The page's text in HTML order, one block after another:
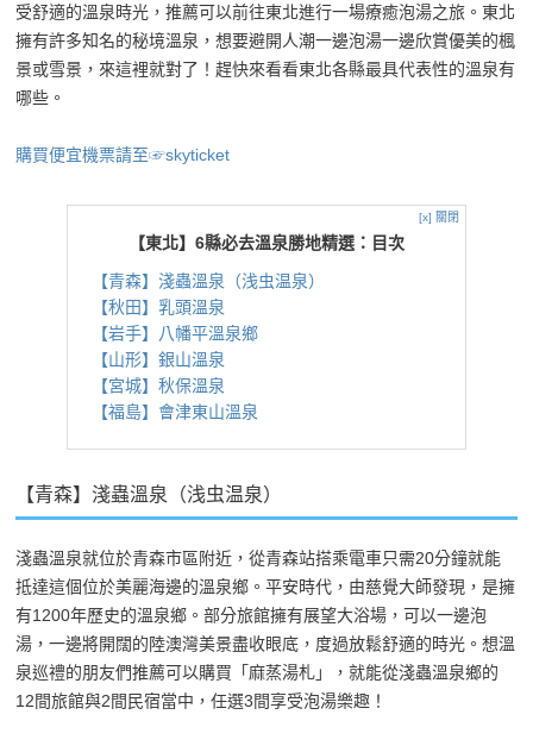
受舒適的溫泉時光，推薦可以前往東北進行一場療癒泡湯之旅。東北
擁有許多知名的秘境溫泉，想要避開人潮一邊泡湯一邊欣賞優美的楓
景或雪景，來這裡就對了！趕快來看看東北各縣最具代表性的溫泉有
哪些。
購買便宜機票請至☞skyticket
[x] 關閉
【東北】6縣必去溫泉勝地精選：目次
【青森】淺蟲溫泉（浅虫温泉）
【秋田】乳頭溫泉
【岩手】八幡平溫泉鄉
【山形】銀山溫泉
【宮城】秋保溫泉
【福島】會津東山溫泉
【青森】淺蟲溫泉（浅虫温泉）
淺蟲溫泉就位於青森市區附近，從青森站搭乘電車只需20分鐘就能
抵達這個位於美麗海邊的溫泉鄉。平安時代，由慈覺大師發現，是擁
有1200年歷史的溫泉鄉。部分旅館擁有展望大浴場，可以一邊泡
湯，一邊將開闊的陸澳灣美景盡收眼底，度過放鬆舒適的時光。想溫
泉巡禮的朋友們推薦可以購買「麻蒸湯札」，就能從淺蟲溫泉鄉的
12間旅館與2間民宿當中，任選3間享受泡湯樂趣！